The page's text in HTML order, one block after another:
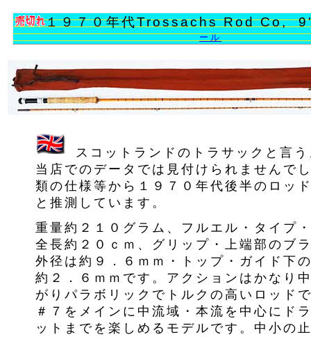
１９７０年代Trossachs Rod Co,
ール
スコットランドのトラサックと言
当店でのデータでは見付けられませんで
類の仕様等から１９７０年代後半のロッ
と推測しています。
重量約２１０グラム、フルエル・タイプ
全長約２０ｃｍ、グリップ・上端部のブ
外径は約９．６ｍｍ・トップ・ガイド下
約２．６ｍｍです。アクションはかなり
がりパラボリックでトルクの高いロッド
＃７をメインに中流域・本流を中心にド
ットまでを楽しめるモデルです。中小の